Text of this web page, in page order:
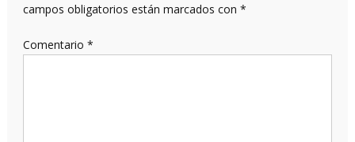
campos obligatorios están marcados con *
Comentario *